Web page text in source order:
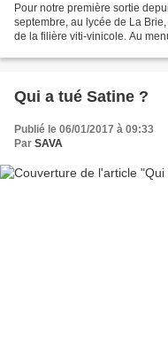
Pour notre première sortie
septembre, au lycée de La
de la filière viti-vinicole. Au
Qui a tué Satine ?
Publié le 06/01/2017 à 09:33
Par SAVA